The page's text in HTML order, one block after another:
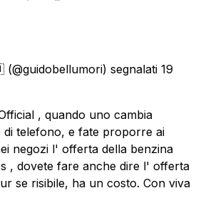
(@guidobellumori) segnalati 19
, quando uno cambia
telefono, e fate proporre ai
negozi l' offerta della benzina
, dovete fare anche dire l' offerta
se risibile, ha un costo. Con viva